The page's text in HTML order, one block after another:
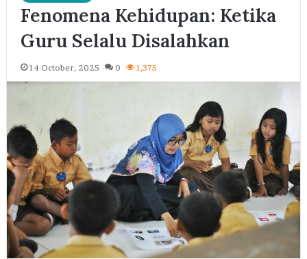
Fenomena Kehidupan: Ketika
Guru Selalu Disalahkan
14 October, 2025 0 1,375